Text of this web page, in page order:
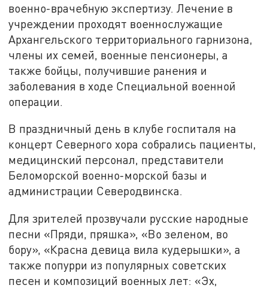
военно-врачебную экспертизу. Лечение в
учреждении проходят военнослужащие
Архангельского территориального гарнизона,
члены их семей, военные пенсионеры, а
также бойцы, получившие ранения и
заболевания в ходе Специальной военной
операции.
В праздничный день в клубе госпиталя на
концерт Северного хора собрались пациенты,
медицинский персонал, представители
Беломорской военно-морской базы и
администрации Северодвинска.
Для зрителей прозвучали русские народные
песни «Пряди, пряшка», «Во зеленом, во
бору», «Красна девица вила кудерышки», а
также попурри из популярных советских
песен и композиций военных лет: «Эх,